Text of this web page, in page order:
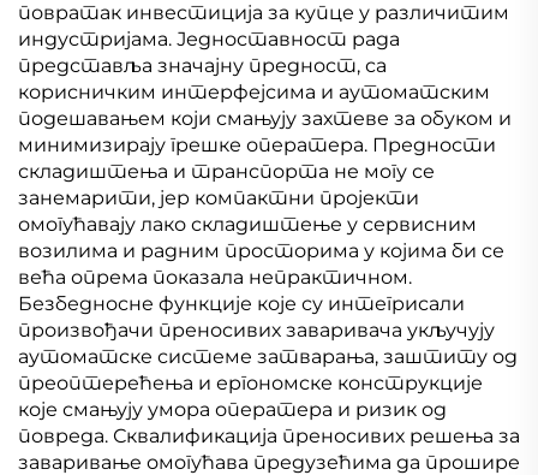
повратак инвестиција за купце у различитим
индустријама. Једноставност рада
представља значајну предност, са
корисничким интерфејсима и аутоматским
подешавањем који смањују захтеве за обуком и
минимизирају грешке оператера. Предности
складиштења и транспорта не могу се
занемарити, јер компактни пројекти
омогућавају лако складиштење у сервисним
возилима и радним просторима у којима би се
већа опрема показала непрактичном.
Безбедносне функције које су интегрисали
произвођачи преносивих заваривача укључују
аутоматске системе затварања, заштиту од
преоптерећења и ергономске конструкције
које смањују умора оператера и ризик од
повреда. Сквалификација преносивих решења за
заваривање омогућава предузећима да прошире